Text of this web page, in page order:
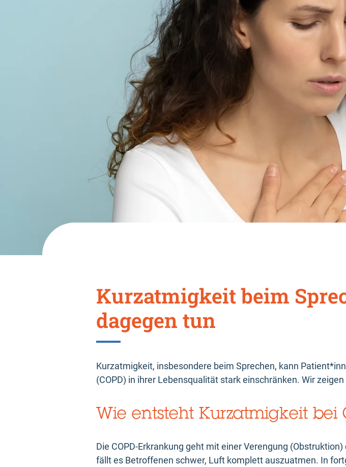
Kurzatmigkeit beim
dagegen tun
Kurzatmigkeit, insbesondere beim Sprechen, kann
(COPD) in ihrer Lebensqualität stark einschränken. Wir
Wie entsteht Kurzatmigkeit bei
Die COPD-Erkrankung geht mit einer Verengung
fällt es Betroffenen schwer, Luft komplett auszuatmen. In